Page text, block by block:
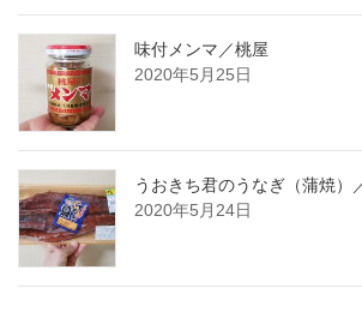
味付メンマ／桃屋
2020年5月25日
うおきち君のうなぎ（蒲焼）
2020年5月24日